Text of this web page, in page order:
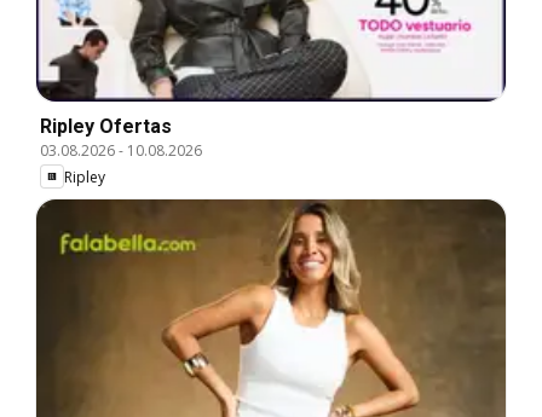
Ripley Ofertas
03.08.2026- 10.08.2026
Ripley